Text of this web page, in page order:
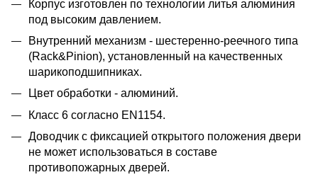
Корпус изготовлен по технологии литья алюминия
под высоким давлением.
Внутренний механизм - шестеренно-реечного типа
(Rack&Pinion), установленный на качественных
шарикоподшипниках.
Цвет обработки - алюминий.
Класс 6 согласно EN1154.
Доводчик с фиксацией открытого положения двери
не может использоваться в составе
противопожарных дверей.